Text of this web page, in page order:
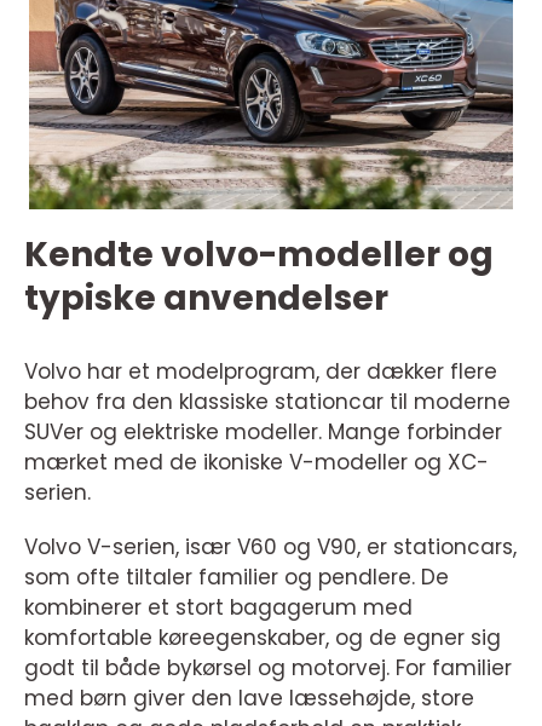
Kendte volvo-modeller og
typiske anvendelser
Volvo har et modelprogram, der dækker flere
behov fra den klassiske stationcar til moderne
SUVer og elektriske modeller. Mange forbinder
mærket med de ikoniske V-modeller og XC-
serien.
Volvo V-serien, især V60 og V90, er stationcars,
som ofte tiltaler familier og pendlere. De
kombinerer et stort bagagerum med
komfortable køreegenskaber, og de egner sig
godt til både bykørsel og motorvej. For familier
med børn giver den lave læssehøjde, store